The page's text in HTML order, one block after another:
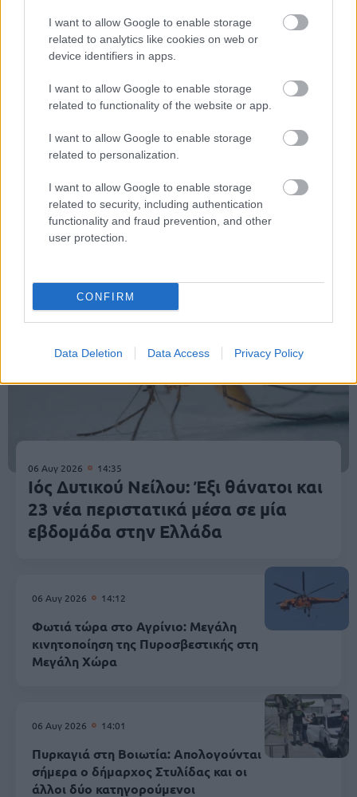
I want to allow Google to enable storage
related to analytics like cookies on web or
device identifiers in apps.
I want to allow Google to enable storage
related to functionality of the website or app.
I want to allow Google to enable storage
related to personalization.
I want to allow Google to enable storage
related to security, including authentication
functionality and fraud prevention, and other
user protection.
CONFIRM
Data Deletion Data Access Privacy Policy
Κοινωνία
06 Αυγ 2026 14:35
Ιός Δυτικού Νείλου: Έξι θάνατοι και
23 νέα περιστατικά μέσα σε μία
εβδομάδα στην Ελλάδα
06 Αυγ 2026 14:12
Φωτιά τώρα στο Αγρίνιο: Μεγάλη
κινητοποίηση της Πυροσβεστικής στη
Μεγάλη Χώρα
06 Αυγ 2026 14:01
Πυρκαγιά στη Βοιωτία: Απολογούνται
σήμερα ο δήμαρχος Στυλίδας και οι
άλλοι δύο κατηγορούμενοι